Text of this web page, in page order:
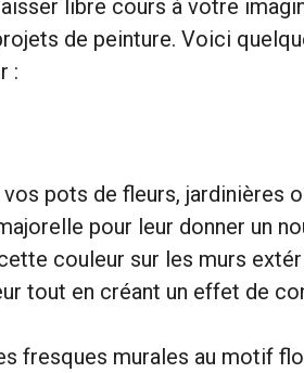
libre cours à votre
de peinture. Voici
:
pots de fleurs, jardinières
pour leur donner un
couleur sur les murs
tout en créant un effet de
fresques murales au motif